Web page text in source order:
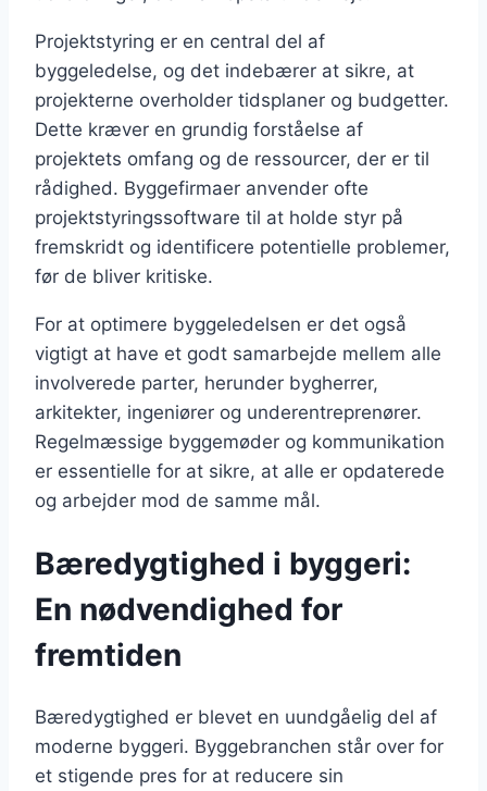
Projektstyring er en central del af
byggeledelse, og det indebærer at sikre, at
projekterne overholder tidsplaner og budgetter.
Dette kræver en grundig forståelse af
projektets omfang og de ressourcer, der er til
rådighed. Byggefirmaer anvender ofte
projektstyringssoftware til at holde styr på
fremskridt og identificere potentielle problemer,
før de bliver kritiske.
For at optimere byggeledelsen er det også
vigtigt at have et godt samarbejde mellem alle
involverede parter, herunder bygherrer,
arkitekter, ingeniører og underentreprenører.
Regelmæssige byggemøder og kommunikation
er essentielle for at sikre, at alle er opdaterede
og arbejder mod de samme mål.
Bæredygtighed i byggeri:
En nødvendighed for
fremtiden
Bæredygtighed er blevet en uundgåelig del af
moderne byggeri. Byggebranchen står over for
et stigende pres for at reducere sin